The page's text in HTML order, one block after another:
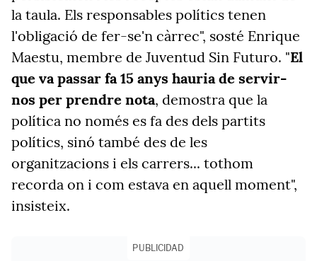
la taula. Els responsables polítics tenen
l'obligació de fer-se'n càrrec", sosté Enrique
Maestu, membre de Juventud Sin Futuro. "El
que va passar fa 15 anys hauria de servir-
nos per prendre nota, demostra que la
política no només es fa des dels partits
polítics, sinó també des de les
organitzacions i els carrers... tothom
recorda on i com estava en aquell moment",
insisteix.
PUBLICIDAD